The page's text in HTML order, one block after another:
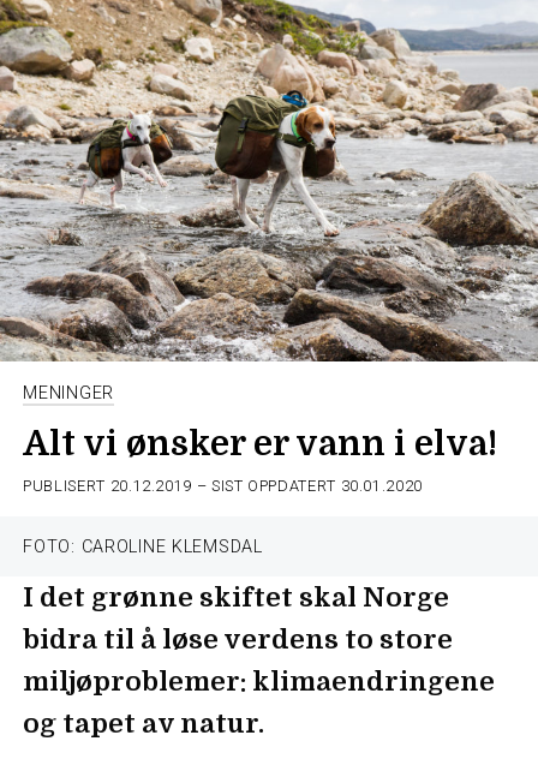
MENINGER
Alt vi ønsker er vann i elva!
PUBLISERT 20.12.2019 – SIST OPPDATERT 30.01.2020
FOTO: CAROLINE KLEMSDAL
I det grønne skiftet skal Norge
bidra til å løse verdens to store
miljøproblemer: klimaendringene
og tapet av natur.